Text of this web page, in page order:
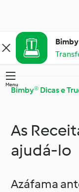
Menu
Bimby® Dicas e
Conheça o
Ingredientes
As
ajudá-lo
Azáfama